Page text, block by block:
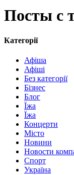
Посты с
Категорії
Афіша
Афіші
Без категорії
Бізнес
Блог
Їжа
Їжа
Концерти
Місто
Новини
Новости
Спорт
Україна